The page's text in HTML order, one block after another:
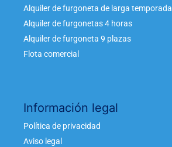
Alquiler de furgoneta de larga temporada
Alquiler de furgonetas 4 horas
Alquiler de furgoneta 9 plazas
Flota comercial
Información legal
Política de privacidad
Aviso legal